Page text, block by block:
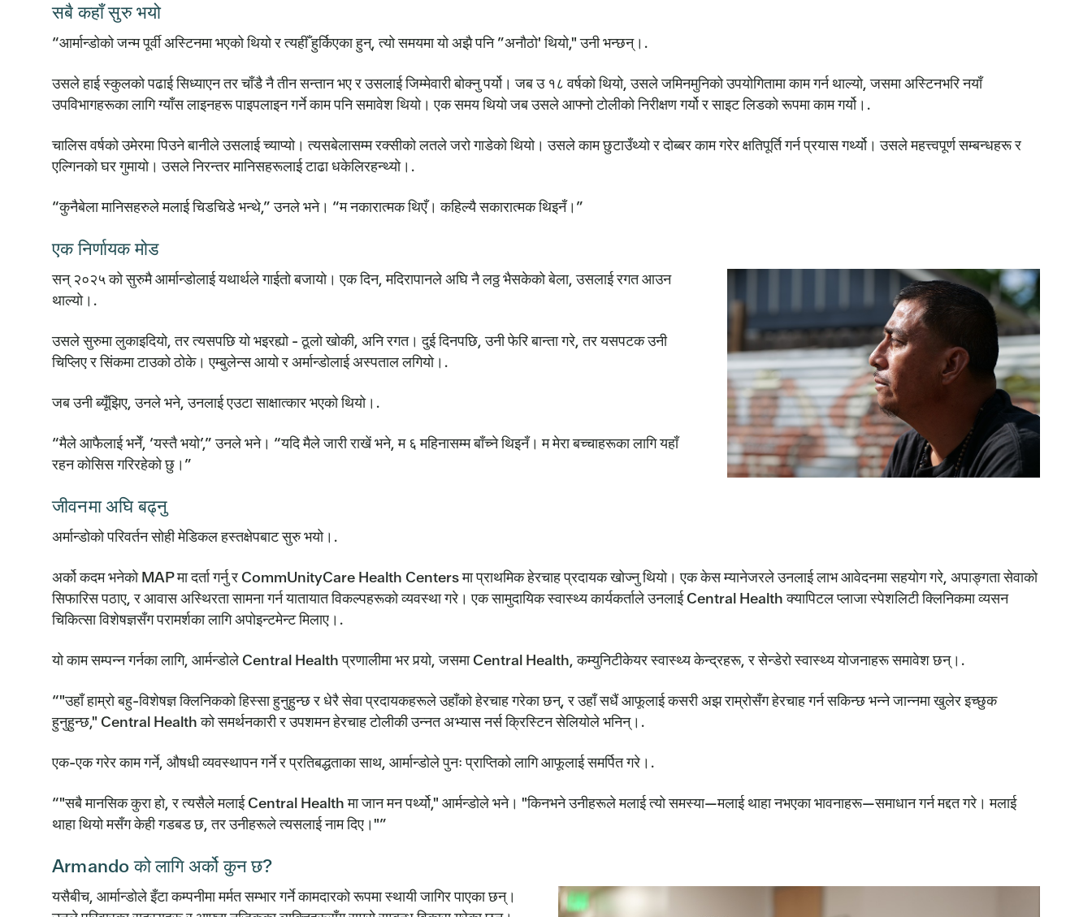
सबै कहाँ सुरु भयो
“आर्मान्डोको जन्म पूर्वी अस्टिनमा भएको थियो र त्यहीँ हुर्किएका हुन्, त्यो समयमा यो अझै पनि ”अनौठो' थियो," उनी भन्छन्।.
उसले हाई स्कुलको पढाई सिध्याएन तर चाँडै नै तीन सन्तान भए र उसलाई जिम्मेवारी बोक्नु पर्यो। जब उ १८ वर्षको थियो, उसले जमिनमुनिको उपयोगितामा काम गर्न थाल्यो, जसमा अस्टिनभरि नयाँ
उपविभागहरूका लागि ग्याँस लाइनहरू पाइपलाइन गर्ने काम पनि समावेश थियो। एक समय थियो जब उसले आफ्नो टोलीको निरीक्षण गर्यो र साइट लिडको रूपमा काम गर्यो।.
चालिस वर्षको उमेरमा पिउने बानीले उसलाई च्याप्यो। त्यसबेलासम्म रक्सीको लतले जरो गाडेको थियो। उसले काम छुटाउँथ्यो र दोब्बर काम गरेर क्षतिपूर्ति गर्न प्रयास गर्थ्यो। उसले महत्त्वपूर्ण सम्बन्धहरू र
एल्गिनको घर गुमायो। उसले निरन्तर मानिसहरूलाई टाढा धकेलिरहन्थ्यो।.
“कुनैबेला मानिसहरुले मलाई चिडचिडे भन्थे,” उनले भने। “म नकारात्मक थिएँ। कहिल्यै सकारात्मक थिइनँ।”
एक निर्णायक मोड
सन् २०२५ को सुरुमै आर्मान्डोलाई यथार्थले गाईतो बजायो। एक दिन, मदिरापानले अघि नै लठ्ठ भैसकेको बेला, उसलाई रगत आउन
थाल्यो।.
उसले सुरुमा लुकाइदियो, तर त्यसपछि यो भइरह्यो - ठूलो खोकी, अनि रगत। दुई दिनपछि, उनी फेरि बान्ता गरे, तर यसपटक उनी
चिप्लिए र सिंकमा टाउको ठोके। एम्बुलेन्स आयो र अर्मान्डोलाई अस्पताल लगियो।.
जब उनी ब्यूँझिए, उनले भने, उनलाई एउटा साक्षात्कार भएको थियो।.
“मैले आफैलाई भनेँ, ‘यस्तै भयो’,” उनले भने। “यदि मैले जारी राखें भने, म ६ महिनासम्म बाँच्ने थिइनँ। म मेरा बच्चाहरूका लागि यहाँ
रहन कोसिस गरिरहेको छु।”
जीवनमा अघि बढ्नु
अर्मान्डोको परिवर्तन सोही मेडिकल हस्तक्षेपबाट सुरु भयो।.
अर्को कदम भनेको MAP मा दर्ता गर्नु र CommUnityCare Health Centers मा प्राथमिक हेरचाह प्रदायक खोज्नु थियो। एक केस म्यानेजरले उनलाई लाभ आवेदनमा सहयोग गरे, अपाङ्गता सेवाको
सिफारिस पठाए, र आवास अस्थिरता सामना गर्न यातायात विकल्पहरूको व्यवस्था गरे। एक सामुदायिक स्वास्थ्य कार्यकर्ताले उनलाई Central Health क्यापिटल प्लाजा स्पेशलिटी क्लिनिकमा व्यसन
चिकित्सा विशेषज्ञसँग परामर्शका लागि अपोइन्टमेन्ट मिलाए।.
यो काम सम्पन्न गर्नका लागि, आर्मन्डोले Central Health प्रणालीमा भर पर्‍यो, जसमा Central Health, कम्युनिटीकेयर स्वास्थ्य केन्द्रहरू, र सेन्डेरो स्वास्थ्य योजनाहरू समावेश छन्।.
“"उहाँ हाम्रो बहु-विशेषज्ञ क्लिनिकको हिस्सा हुनुहुन्छ र धेरै सेवा प्रदायकहरूले उहाँको हेरचाह गरेका छन्, र उहाँ सधैं आफूलाई कसरी अझ राम्रोसँग हेरचाह गर्न सकिन्छ भन्ने जान्नमा खुलेर इच्छुक
हुनुहुन्छ," Central Health को समर्थनकारी र उपशमन हेरचाह टोलीकी उन्नत अभ्यास नर्स क्रिस्टिन सेलियोले भनिन्।.
एक-एक गरेर काम गर्ने, औषधी व्यवस्थापन गर्ने र प्रतिबद्धताका साथ, आर्मान्डोले पुनः प्राप्तिको लागि आफूलाई समर्पित गरे।.
“"सबै मानसिक कुरा हो, र त्यसैले मलाई Central Health मा जान मन पर्थ्यो," आर्मन्डोले भने। "किनभने उनीहरूले मलाई त्यो समस्या—मलाई थाहा नभएका भावनाहरू—समाधान गर्न मद्दत गरे। मलाई
थाहा थियो मसँग केही गडबड छ, तर उनीहरूले त्यसलाई नाम दिए।"”
Armando को लागि अर्को कुन छ?
यसैबीच, आर्मान्डोले इँटा कम्पनीमा मर्मत सम्भार गर्ने कामदारको रूपमा स्थायी जागिर पाएका छन्।